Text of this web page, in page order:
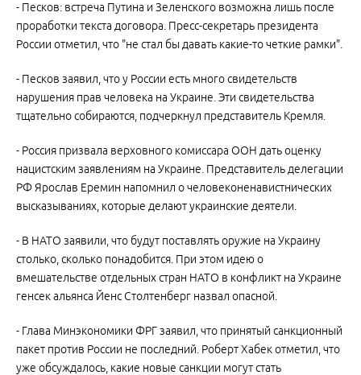
- Песков: встреча Путина и Зеленского возможна лишь после
проработки текста договора. Пресс-секретарь президента
России отметил, что "не стал бы давать какие-то четкие рамки".
- Песков заявил, что у России есть много свидетельств
нарушения прав человека на Украине. Эти свидетельства
тщательно собираются, подчеркнул представитель Кремля.
- Россия призвала верховного комиссара ООН дать оценку
нацистским заявлениям на Украине. Представитель делегации
РФ Ярослав Еремин напомнил о человеконенавистнических
высказываниях, которые делают украинские деятели.
- В НАТО заявили, что будут поставлять оружие на Украину
столько, сколько понадобится. При этом идею о
вмешательстве отдельных стран НАТО в конфликт на Украине
генсек альянса Йенс Столтенберг назвал опасной.
- Глава Минэкономики ФРГ заявил, что принятый санкционный
пакет против России не последний. Роберт Хабек отметил, что
уже обсуждалось, какие новые санкции могут стать